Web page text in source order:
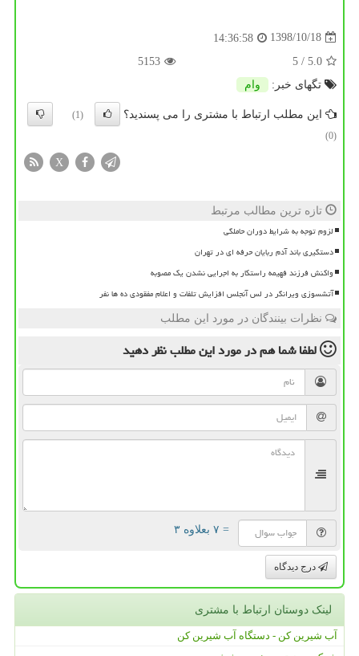
1398/10/18
14:36:58
5.0
/ 5
5153
تگهای خبر:
وام
این مطلب ارتباط با مشتری را می پسندید؟
(1)
(0)
X
تازه ترین مطالب مرتبط
لزوم توجه به شرایط دوران حاملگی
دستگیری باند آدم ربایان حرفه ای در تهران
واکنش فرزند فهیمه راستکار به اجرایی نشدن یک مصوبه
آتشسوزی ویرانگر در لس آنجلس افزایش تلفات و اعلام مفقودی ده ها نفر
نظرات بینندگان در مورد این مطلب
لطفا شما همدر مورد این مطلبنظر دهید
= ۷ بعلاوه ۳
درج دیدگاه
لینک دوستان ارتباط با مشتری
آب شیرین کن - دستگاه آب شیرین کن